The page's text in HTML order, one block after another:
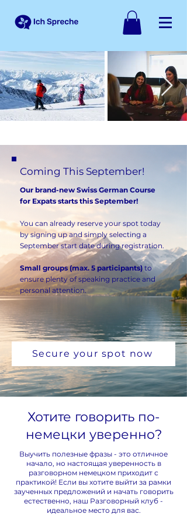
Coming This September!
Our brand-new Swiss German Course
for Expats starts this September!
You can already reserve your spot today
by signing up and simply selecting a
September start date during registration.
Small groups (max. 5 participants) to
ensure plenty of speaking practice and
personal attention.
Secure your spot now
Хотите говорить по-
немецки уверенно?
Выучить полезные фразы - это отличное
начало, но настоящая уверенность в
разговорном немецком приходит с
практикой! Если вы хотите выйти за рамки
заученных предложений и начать говорить
естественно, наш Разговорный клуб -
идеальное место для вас.